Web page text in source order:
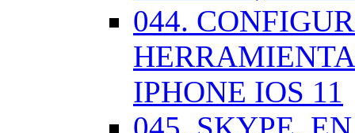
044.
IPHONE IOS 11